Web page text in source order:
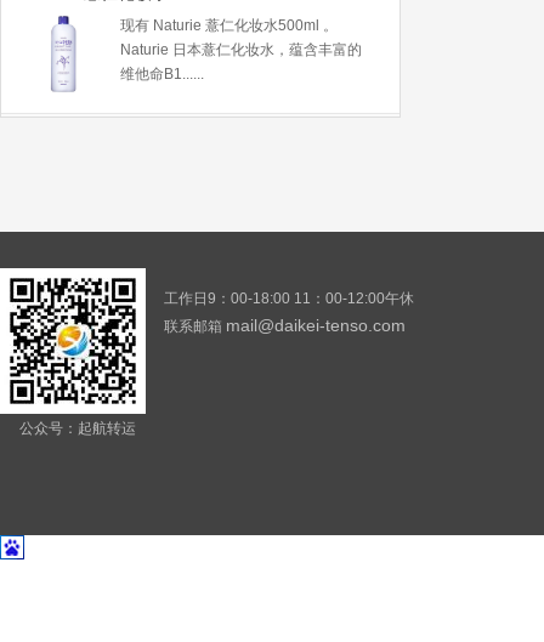
现有 Naturie 薏仁化妆水500ml 。
Naturie 日本薏仁化妆水，蕴含丰富的
维他命B1......
公众号：起航转运
工作日9：00-18:00 11：00-12:00午休
联系邮箱 mail@daikei-tenso.com